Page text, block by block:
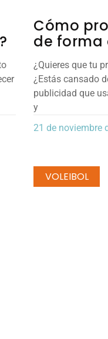
Cómo
de forma
¿Quieres que tu
¿Estás cansado
publicidad que
y
21 de noviembre
VOLEIBOL